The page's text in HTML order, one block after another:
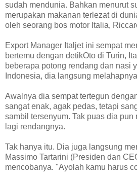
sudah mendunia. Bahkan menurut
merupakan makanan terlezat di
oleh seorang bos motor Italia,
Export Manager Italjet ini sempat
bertemu dengan detikOto di Turin,
beberapa potong rendang dan nasi
Indonesia, dia langsung
Awalnya dia sempat tertegun
sangat enak, agak pedas, tetapi
sambil tersenyum. Tak puas dia pun
lagi rendangnya.
Tak hanya itu. Dia juga langsung
Massimo Tartarini (Presiden dan
mencobanya. "Ayolah kamu harus